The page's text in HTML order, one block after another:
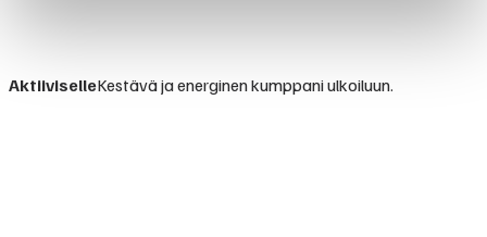
AktiiviselleKestävä ja energinen kumppani ulkoiluun.